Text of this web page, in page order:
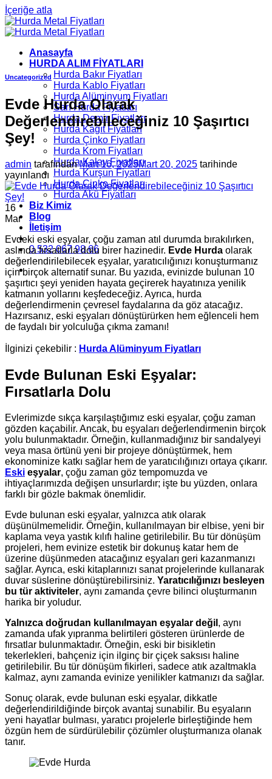
İçeriğe atla
Anasayfa
HURDA ALIM FİYATLARI
Hurda Bakır Fiyatları
Hurda Kablo Fiyatları
Hurda Alüminyum Fiyatları
Sarı Hurda Fiyatları
Hurda Demir Fiyatları
Hurda Kâğıt Fiyatları
Hurda Çinko Fiyatları
Hurda Krom Fiyatları
Hurda Kalay Fiyatları
Hurda Kurşun Fiyatları
Hurda Çinko Fiyatları
Hurda Akü Fiyatları
Biz Kimiz
Blog
İletişim
0 532 067 98 66
Uncategorized
Evde Hurda Olarak
Değerlendirebileceğiniz 10 Şaşırtıcı
Şey!
admin tarafından Mart 16, 2025Mart 20, 2025 tarihinde
yayınlandı
16
Mar
Evdeki eski eşyalar, çoğu zaman atıl durumda bırakılırken,
aslında fırsatlarla dolu birer hazinedir. Evde Hurda olarak
değerlendirilebilecek eşyalar, yaratıcılığınızı konuşturmanız
için birçok alternatif sunar. Bu yazıda, evinizde bulunan 10
şaşırtıcı şeyi yeniden hayata geçirerek hayatınıza yenilik
katmanın yollarını keşfedeceğiz. Ayrıca, hurda
değerlendirmenin çevresel faydalarına da göz atacağız.
Hazırsanız, eski eşyaları dönüştürürken hem eğlenceli hem
de faydalı bir yolculuğa çıkma zamanı!
İlginizi çekebilir : Hurda Alüminyum Fiyatları
Evde Bulunan Eski Eşyalar:
Fırsatlarla Dolu
Evlerimizde sıkça karşılaştığımız eski eşyalar, çoğu zaman
gözden kaçabilir. Ancak, bu eşyaları değerlendirmenin birçok
yolu bulunmaktadır. Örneğin, kullanmadığınız bir sandalyeyi
veya masa örtünü yeni bir projeye dönüştürmek, hem
ekonominize katkı sağlar hem de yaratıcılığınızı ortaya çıkarır.
Eski eşyalar, çoğu zaman göz tempomuzda ve
ihtiyaçlarımızda değişen unsurlardır; işte bu yüzden, onlara
farklı bir gözle bakmak önemlidir.
Evde bulunan eski eşyalar, yalnızca atık olarak
düşünülmemelidir. Örneğin, kullanılmayan bir elbise, yeni bir
kaplama veya yastık kılıfı haline getirilebilir. Bu tür dönüşüm
projeleri, hem evinize estetik bir dokunuş katar hem de
üzerine düşünmeden atacağınız eşyaları geri kazanmanızı
sağlar. Ayrıca, eski kitaplarınızı sanat projelerinde kullanarak
duvar süslerine dönüştürebilirsiniz. Yaratıcılığınızı besleyen
bu tür aktiviteler, aynı zamanda çevre bilinci oluşturmanın
harika bir yoludur.
Yalnızca doğrudan kullanılmayan eşyalar değil , aynı
zamanda ufak yıpranma belirtileri gösteren ürünlerde de
fırsatlar bulunmaktadır. Örneğin, eski bir bisikletin
tekerlekleri, bahçeniz için ilginç bir çiçek saksısı haline
getirilebilir. Bu tür dönüşüm fikirleri, sadece atık azaltmakla
kalmaz, aynı zamanda evinize yenilikler katmanızı da sağlar.
Sonuç olarak, evde bulunan eski eşyalar, dikkatle
değerlendirildiğinde birçok avantaj sunabilir. Bu eşyaların
yeni hayatlar bulması, yaratıcı projelerle birleştiğinde hem
özgün hem de sürdürülebilir çözümler oluşturmanıza olanak
tanır.